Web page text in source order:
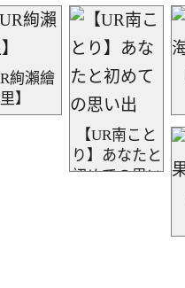
絢瀨繪
里】
【UR南こと
り】あなたと
初めての思い